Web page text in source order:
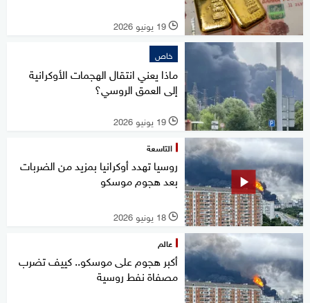
l 19 يونيو 2026
خاص
ماذا يعني انتقال الهجمات الأوكرانية
إلى العمق الروسي؟
l 19 يونيو 2026
التاسعة
روسيا تهدد أوكرانيا بمزيد من الضربات
بعد هجوم موسكو
l 18 يونيو 2026
عالم
أكبر هجوم على موسكو.. كييف تضرب
مصفاة نفط روسية